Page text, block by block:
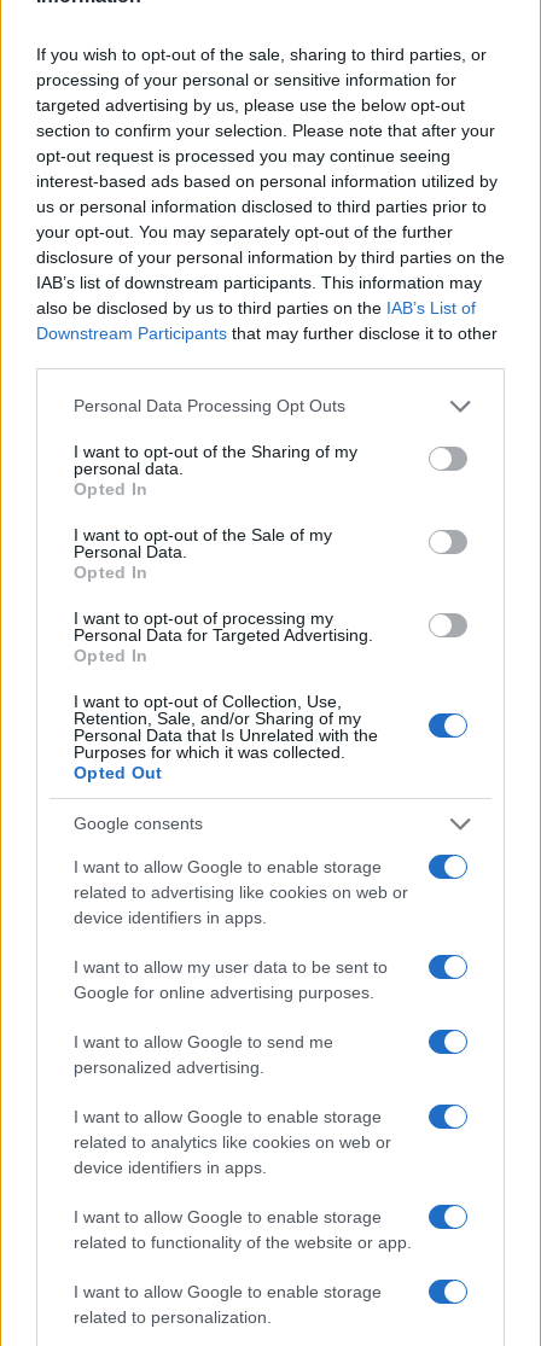
If you wish to opt-out of the sale, sharing to third parties, or
processing of your personal or sensitive information for
targeted advertising by us, please use the below opt-out
section to confirm your selection. Please note that after your
opt-out request is processed you may continue seeing
interest-based ads based on personal information utilized by
us or personal information disclosed to third parties prior to
your opt-out. You may separately opt-out of the further
disclosure of your personal information by third parties on the
IAB’s list of downstream participants. This information may
also be disclosed by us to third parties on the IAB’s List of
Downstream Participants that may further disclose it to other
Please note that this website/app uses one or more Google
not limited to your visit or usage behaviour. You may click to
grant or deny consent to Google and its third-party tags to
use your data for below specified purposes in below Google
consent section.
Personal Data Processing Opt Outs
I want to opt-out of the Sharing of my
personal data.
Opted In
I want to opt-out of the Sale of my
Personal Data.
Opted In
I want to opt-out of processing my
Personal Data for Targeted Advertising.
Opted In
I want to opt-out of Collection, Use,
Retention, Sale, and/or Sharing of my
Personal Data that Is Unrelated with the
Purposes for which it was collected.
Opted Out
Google consents
I want to allow Google to enable storage
related to advertising like cookies on web or
device identifiers in apps.
I want to allow my user data to be sent to
Google for online advertising purposes.
I want to allow Google to send me
personalized advertising.
I want to allow Google to enable storage
related to analytics like cookies on web or
device identifiers in apps.
I want to allow Google to enable storage
related to functionality of the website or app.
I want to allow Google to enable storage
related to personalization.
Ολόκληρη η δήλωσή του:
«Εν μέσω συνταρακτικών αποκαλύψεων που έρχονται
στο φως της δημοσιότητας μετά την παραπομπή στο
Εισαγγελίας για τον ΟΠΕΚΕΠΕ, η Διοίκηση του ΟΠΕΚΕΠΕ
επέλεξε σήμερα να κοινοποιήσει στην Παρασκευή
συνεργάτιδα της Ευρωπαϊκής Εισαγγελίας, απόφαση
επιβολής προστίμου για τα υποτιθέμενα πειθαρχικά
εχεμύθειας και της ανάξιας για υπάλληλο συμπεριφοράς
εντός ΟΠΕΚΕΠΕ.
Η απόφαση αυτή αφορά πειθαρχική δίωξη που κινήθηκε
με πρωτοβουλία του πρώην Προέδρου του ΟΠΕΚΕΠΕ κ.
Μπαμπασίδη, σχετικά με έκθεση ελέγχου που παρέδωσε
η κ. Τυχεροπούλου στον αναπληρωτή Επίτροπο του
Ελεγκτικού Συνεδρίου στις 5.9.2024. Η έκθεση αυτή είχε
του πρώην Προέδρου του ΟΠΕΚΕΠΕ κ. Γρ. Βάρρα, προς τη
διεύθυνση εσωτερικού ελέγχου του Οργανισμού, και
περιήλθε σε γνώση της κ. Τυχεροπούλου μετά την
τοποθέτησή της στη συγκεκριμένη Διεύθυνση το
Δεκέμβριο του 2023. Σ’ αυτή περιγραφόταν η δράση
συγκεκριμένων υπαλλήλων του περιφερειακού
γραφείου του ΟΠΕΚΕΠΕ στην Κρήτη, κάποιοι εκ των
οποίων αναφέρονται και στη δικογραφία της
Το γεγονός ότι η εν λόγω έκθεση παραδόθηκε στο
Ελεγκτικό Συνέδριο από την τότε προϊσταμένη της
Διεύθυνσης Εσωτερικού Ελέγχου κ. Τυχεροπούλου,